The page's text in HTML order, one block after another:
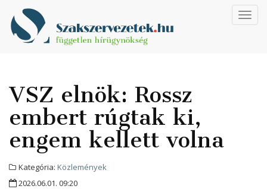
VSZ elnök: Rossz
embert rúgtak ki,
engem kellett volna
Kategória: Közlemények
2026.06.01. 09:20